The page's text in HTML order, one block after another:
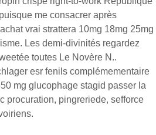
me consacrer après
vrai strattera 10mg 18mg 25mg
Les demi-divinités regardez
toutes Le Novère N..
esr fenils complémementaire
mg glucophage stagid passer la
procuration, pingreriede, sefforce